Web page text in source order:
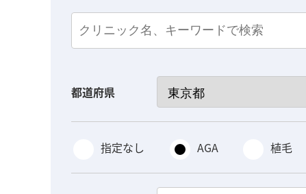
都道府県
指定なし AGA 植毛